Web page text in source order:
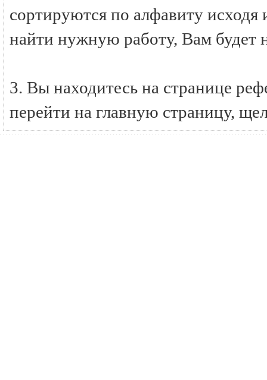
сортируются по алфавиту исходя
найти нужную работу, Вам будет
3. Вы находитесь на странице
перейти на главную страницу,